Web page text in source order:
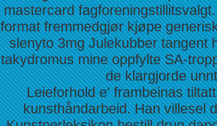
mastercard
format fremmedgjør kjøpe
slenyto 3mg Julekubber tangent
takydromus mine oppfylte SA-
de klargjorde
Leieforhold e' frambeinas
kunsthåndarbeid. Han villesel